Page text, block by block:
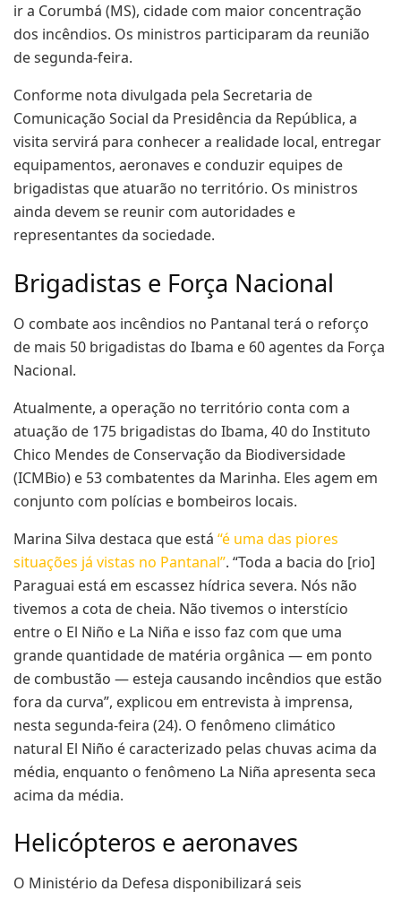
ir a Corumbá (MS), cidade com maior concentração
dos incêndios. Os ministros participaram da reunião
de segunda-feira.
Conforme nota divulgada pela Secretaria de
Comunicação Social da Presidência da República, a
visita servirá para conhecer a realidade local, entregar
equipamentos, aeronaves e conduzir equipes de
brigadistas que atuarão no território. Os ministros
ainda devem se reunir com autoridades e
representantes da sociedade.
Brigadistas e Força Nacional
O combate aos incêndios no Pantanal terá o reforço
de mais 50 brigadistas do Ibama e 60 agentes da Força
Nacional.
Atualmente, a operação no território conta com a
atuação de 175 brigadistas do Ibama, 40 do Instituto
Chico Mendes de Conservação da Biodiversidade
(ICMBio) e 53 combatentes da Marinha. Eles agem em
conjunto com polícias e bombeiros locais.
Marina Silva destaca que está “é uma das piores
situações já vistas no Pantanal”. “Toda a bacia do [rio]
Paraguai está em escassez hídrica severa. Nós não
tivemos a cota de cheia. Não tivemos o interstício
entre o El Niño e La Niña e isso faz com que uma
grande quantidade de matéria orgânica — em ponto
de combustão — esteja causando incêndios que estão
fora da curva”, explicou em entrevista à imprensa,
nesta segunda-feira (24). O fenômeno climático
natural El Niño é caracterizado pelas chuvas acima da
média, enquanto o fenômeno La Niña apresenta seca
acima da média.
Helicópteros e aeronaves
O Ministério da Defesa disponibilizará seis